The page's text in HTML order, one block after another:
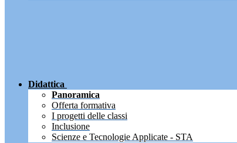
Didattica
Panoramica
Offerta formativa
I progetti delle classi
Inclusione
Scienze e Tecnologie Applicate - STA